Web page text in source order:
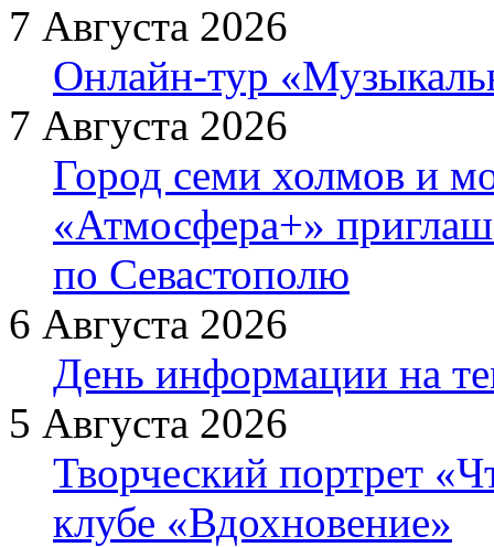
7 Августа 2026
Онлайн-тур
7 Августа 2026
Город семи холмов и
«Атмосфера+»
по Севастополю
6 Августа 2026
День информации на
5 Августа 2026
Творческий портрет
клубе «Вдохновение»